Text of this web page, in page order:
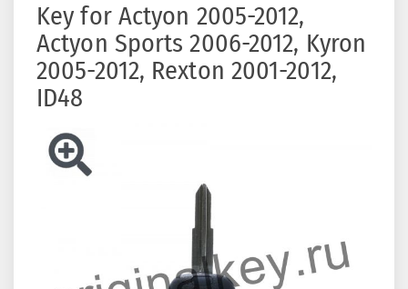
Key for Actyon 2005-2012,
Actyon Sports 2006-2012, Kyron
2005-2012, Rexton 2001-2012,
ID48